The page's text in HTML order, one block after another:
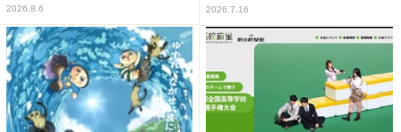
2026.8.6 2026.7.16